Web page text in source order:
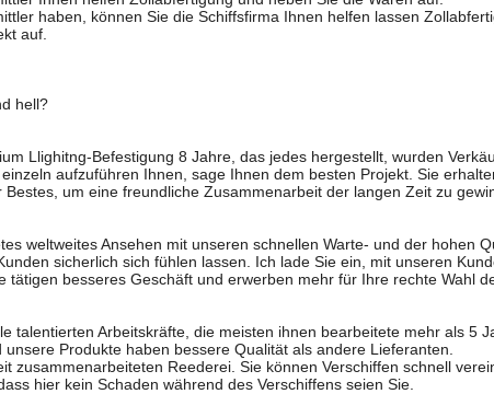
haben, können Sie die Schiffsfirma Ihnen helfen lassen
auf.
hell?
Llighitng-Befestigung 8 Jahre, das jedes hergestellt, wurden
aufzuführen Ihnen, sage Ihnen dem besten Projekt. Sie
um eine freundliche Zusammenarbeit der langen Zeit zu
weltweites Ansehen mit unseren schnellen Warte- und der hohen
sicherlich sich fühlen lassen. Ich lade Sie ein, mit unseren
tätigen besseres Geschäft und erwerben mehr für Ihre rechte Wahl
talentierten Arbeitskräfte, die meisten ihnen bearbeitete mehr als 5
Produkte haben bessere Qualität als andere Lieferanten.
zusammenarbeiteten Reederei. Sie können Verschiffen schnell
hier kein Schaden während des Verschiffens seien Sie.